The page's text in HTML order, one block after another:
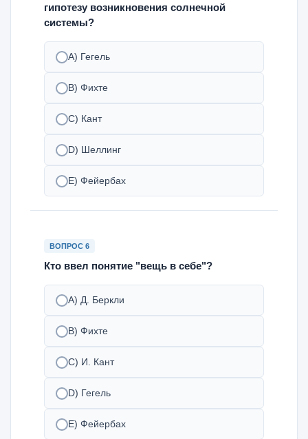
гипотезу возникновения солнечной
системы?
А) Гегель
B) Фихте
C) Кант
D) Шеллинг
E) Фейербах
ВОПРОС 6
Кто ввел понятие "вещь в себе"?
A) Д. Беркли
B) Фихте
C) И. Кант
D) Гегель
E) Фейербах